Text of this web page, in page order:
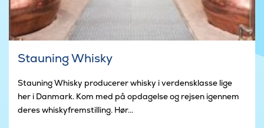
Stauning Whisky
Stauning Whisky producerer whisky i verdensklasse lige
her i Danmark. Kom med på opdagelse og rejsen igennem
deres whiskyfremstilling. Hør...